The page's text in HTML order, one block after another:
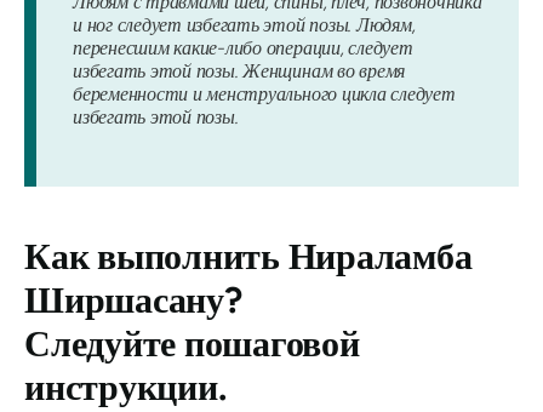
и ног следует избегать этой позы. Людям,
перенесшим какие-либо операции, следует
избегать этой позы. Женщинам во время
беременности и менструального цикла следует
избегать этой позы.
Как выполнить Нираламба
Ширшасану?
Следуйте пошаговой
инструкции.